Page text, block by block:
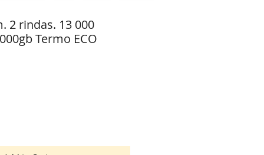
2 rindas. 13 000
Termo ECO